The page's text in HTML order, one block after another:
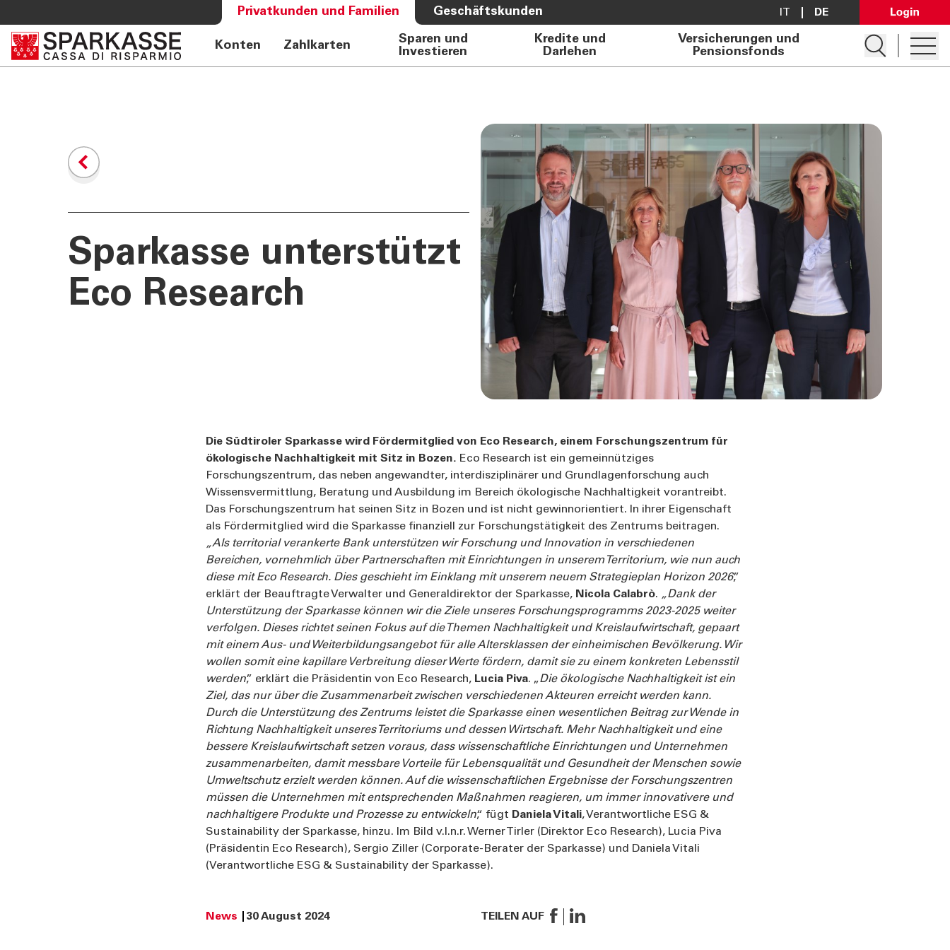
Privatkunden und Familien Geschäftskunden IT DE
Open
Konten Zahlkarten
Sparen und
Investieren
Kredite und
Darlehen
Versicherungen und
Pensionsfonds
Suche öffnen
Online Banking Privatkunden
Fernberatung Meet
Mobile Payments
Jugend - Spark
Governance
Direktion
Investor Relations
Aktionäre
Internal Dealing
Nachhaltigkeit
Darlehen anfragen
Filialsuche
Kontakt
Sparkasse unterstützt
Eco Research
Die Südtiroler Sparkasse wird Fördermitglied von Eco Research, einem Forschungszentrum für
ökologische Nachhaltigkeit mit Sitz in Bozen. Eco Research ist ein gemeinnütziges
Forschungszentrum, das neben angewandter, interdisziplinärer und Grundlagenforschung auch
Wissensvermittlung, Beratung und Ausbildung im Bereich ökologische Nachhaltigkeit vorantreibt.
Das Forschungszentrum hat seinen Sitz in Bozen und ist nicht gewinnorientiert. In ihrer Eigenschaft
als Fördermitglied wird die Sparkasse finanziell zur Forschungstätigkeit des Zentrums beitragen.
„Als territorial verankerte Bank unterstützen wir Forschung und Innovation in verschiedenen
Bereichen, vornehmlich über Partnerschaften mit Einrichtungen in unserem Territorium, wie nun auch
diese mit Eco Research. Dies geschieht im Einklang mit unserem neuem Strategieplan Horizon 2026,”
erklärt der Beauftragte Verwalter und Generaldirektor der Sparkasse, Nicola Calabrò. „Dank der
Unterstützung der Sparkasse können wir die Ziele unseres Forschungsprogramms 2023-2025 weiter
verfolgen. Dieses richtet seinen Fokus auf die Themen Nachhaltigkeit und Kreislaufwirtschaft, gepaart
mit einem Aus- und Weiterbildungsangebot für alle Altersklassen der einheimischen Bevölkerung. Wir
wollen somit eine kapillare Verbreitung dieser Werte fördern, damit sie zu einem konkreten Lebensstil
werden,” erklärt die Präsidentin von Eco Research, Lucia Piva. „Die ökologische Nachhaltigkeit ist ein
Ziel, das nur über die Zusammenarbeit zwischen verschiedenen Akteuren erreicht werden kann.
Durch die Unterstützung des Zentrums leistet die Sparkasse einen wesentlichen Beitrag zur Wende in
Richtung Nachhaltigkeit unseres Territoriums und dessen Wirtschaft. Mehr Nachhaltigkeit und eine
bessere Kreislaufwirtschaft setzen voraus, dass wissenschaftliche Einrichtungen und Unternehmen
zusammenarbeiten, damit messbare Vorteile für Lebensqualität und Gesundheit der Menschen sowie
Umweltschutz erzielt werden können. Auf die wissenschaftlichen Ergebnisse der Forschungszentren
müssen die Unternehmen mit entsprechenden Maßnahmen reagieren, um immer innovativere und
nachhaltigere Produkte und Prozesse zu entwickeln,“ fügt Daniela Vitali, Verantwortliche ESG &
Sustainability der Sparkasse, hinzu. Im Bild v.l.n.r. Werner Tirler (Direktor Eco Research), Lucia Piva
(Präsidentin Eco Research), Sergio Ziller (Corporate-Berater der Sparkasse) und Daniela Vitali
(Verantwortliche ESG & Sustainability der Sparkasse).
News 30 August 2024 TEILEN AUF